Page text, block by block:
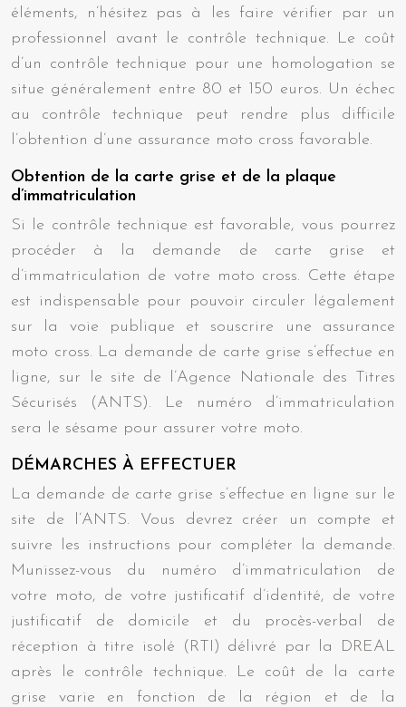
éléments, n’hésitez pas à les faire vérifier par un
professionnel avant le contrôle technique. Le coût
d’un contrôle technique pour une homologation se
situe généralement entre 80 et 150 euros. Un échec
au contrôle technique peut rendre plus difficile
l’obtention d’une assurance moto cross favorable.
Obtention de la carte grise et de la plaque
d’immatriculation
Si le contrôle technique est favorable, vous pourrez
procéder à la demande de carte grise et
d’immatriculation de votre moto cross. Cette étape
est indispensable pour pouvoir circuler légalement
sur la voie publique et souscrire une assurance
moto cross. La demande de carte grise s’effectue en
ligne, sur le site de l’Agence Nationale des Titres
Sécurisés (ANTS). Le numéro d’immatriculation
sera le sésame pour assurer votre moto.
DÉMARCHES À EFFECTUER
La demande de carte grise s’effectue en ligne sur le
site de l’ANTS. Vous devrez créer un compte et
suivre les instructions pour compléter la demande.
Munissez-vous du numéro d’immatriculation de
votre moto, de votre justificatif d’identité, de votre
justificatif de domicile et du procès-verbal de
réception à titre isolé (RTI) délivré par la DREAL
après le contrôle technique. Le coût de la carte
grise varie en fonction de la région et de la